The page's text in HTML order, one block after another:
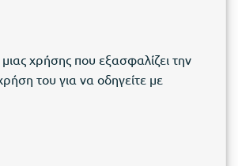
χρήσης που εξασφαλίζει την
του για να οδηγείτε με